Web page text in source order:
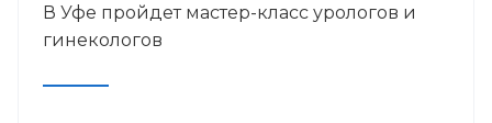
В Уфе пройдет мастер-класс урологов и
гинекологов